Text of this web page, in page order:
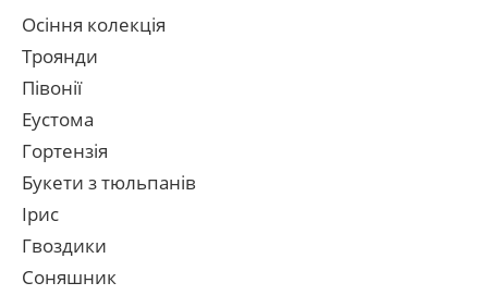
Осіння колекція
Троянди
Півонії
Еустома
Гортензія
Букети з тюльпанів
Ірис
Гвоздики
Соняшник